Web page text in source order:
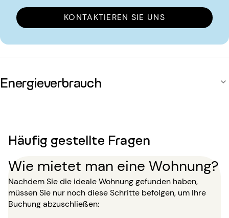
KONTAKTIEREN SIE UNS
Energieverbrauch
Häufig gestellte Fragen
Wie mietet man eine Wohnung?
Nachdem Sie die ideale Wohnung gefunden haben,
müssen Sie nur noch diese Schritte befolgen, um Ihre
Buchung abzuschließen: